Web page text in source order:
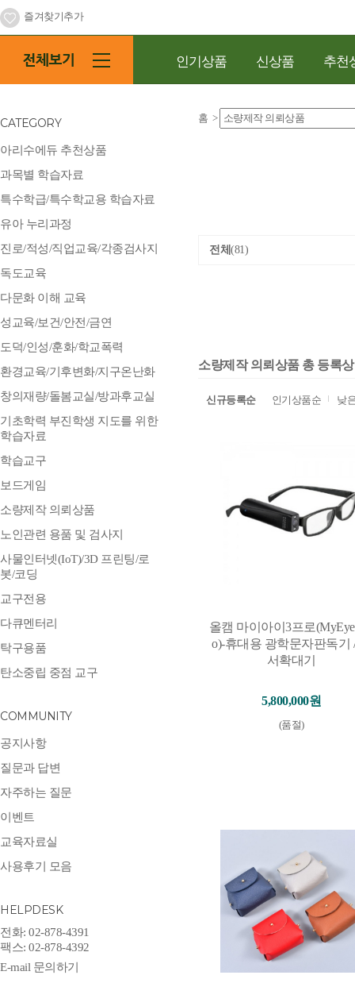
즐겨찾기추가
인기상품 신상품 추천
CATEGORY
아리수에듀 추천상품
과목별 학습자료
특수학급/특수학교용 학습자료
유아 누리과정
진로/적성/직업교육/각종검사지
독도교육
다문화 이해 교육
성교육/보건/안전/금연
도덕/인성/훈화/학교폭력
환경교육/기후변화/지구온난화
창의재량/돌봄교실/방과후교실
기초학력 부진학생 지도를 위한
학습자료
학습교구
보드게임
소량제작 의뢰상품
노인관련 용품 및 검사지
사물인터넷(IoT)/3D 프린팅/로
봇/코딩
교구전용
다큐멘터리
탁구용품
탄소중립 중점 교구
COMMUNITY
공지사항
질문과 답변
자주하는 질문
이벤트
교육자료실
사용후기 모음
HELPDESK
전화: 02-878-4391
팩스: 02-878-4392
E-mail 문의하기
홈 >
전체 (81)
소량제작 의뢰상품 총 등록
신규등록순 인기상품순 낮
올캠 마이아이3프로
o)-휴대용 광학문자판독기
서확대기
5,800,000원
(품절)